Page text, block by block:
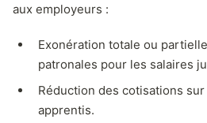
aux employeurs :
Exonération totale ou
patronales pour les salaires
Réduction des cotisations
apprentis.